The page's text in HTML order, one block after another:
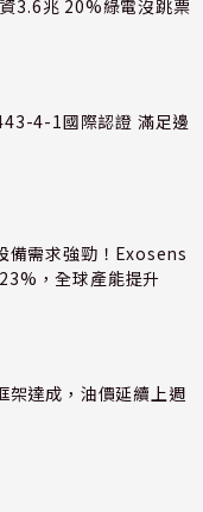
綠電沒跳票
4-1國際認證 滿足邊
備需求強勁！Exosens
，全球產能提升
架達成，油價延續上週